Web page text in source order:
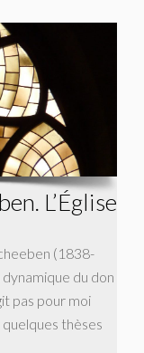
L’Église
(1838-
dynamique du don
pas pour moi
thèses